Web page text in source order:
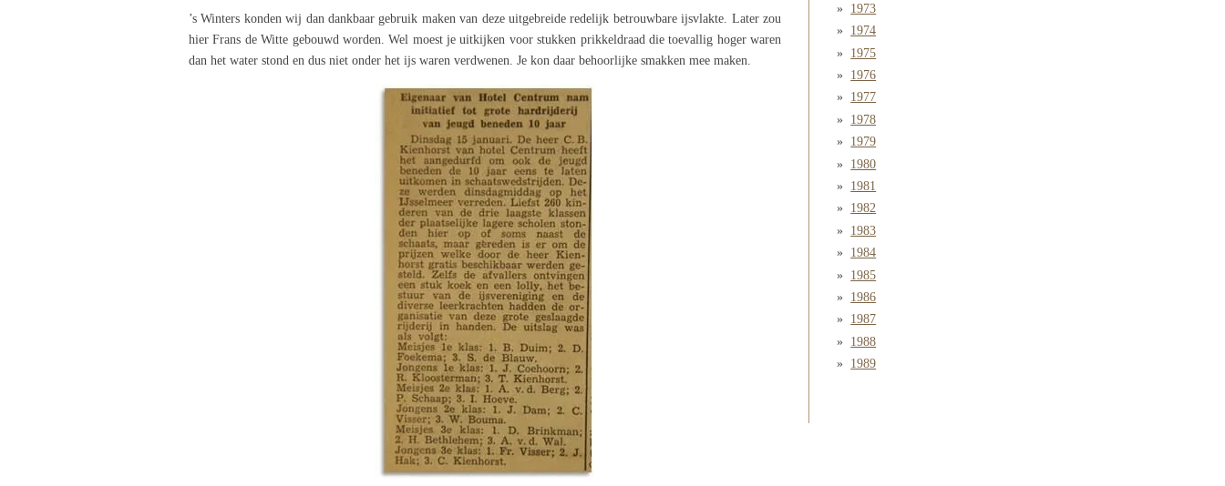
’s Winters konden wij dan dankbaar gebruik maken van deze uitgebreide redelijk betrouwbare ijsvlakte. Later zou
hier Frans de Witte gebouwd worden. Wel moest je uitkijken voor stukken prikkeldraad die toevallig hoger waren
dan het water stond en dus niet onder het ijs waren verdwenen. Je kon daar behoorlijke smakken mee maken.
1973
1974
1975
1976
1977
1978
1979
1980
1981
1982
1983
1984
1985
1986
1987
1988
1989